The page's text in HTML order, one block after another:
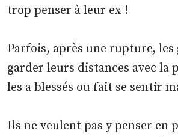
trop penser à leur ex !
Parfois, après une rupture, les
garder leurs distances avec la
les a blessés ou fait se sentir
Ils ne veulent pas y penser en